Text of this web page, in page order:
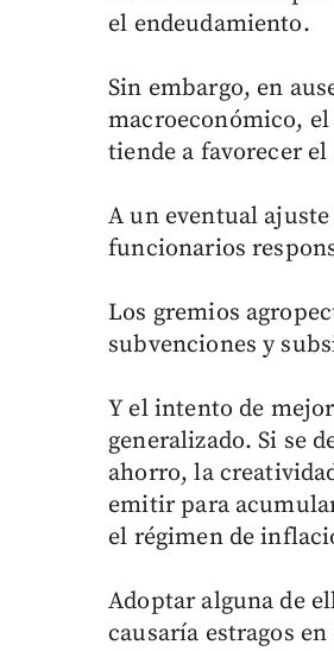
el endeudamiento.
Sin embargo, en
macroeconómico,
tiende a favorecer
A un eventual
funcionarios
Los gremios
subvenciones y
Y el intento de
generalizado. Si se
ahorro, la
emitir para
el régimen de
Adoptar alguna de
causaría estragos